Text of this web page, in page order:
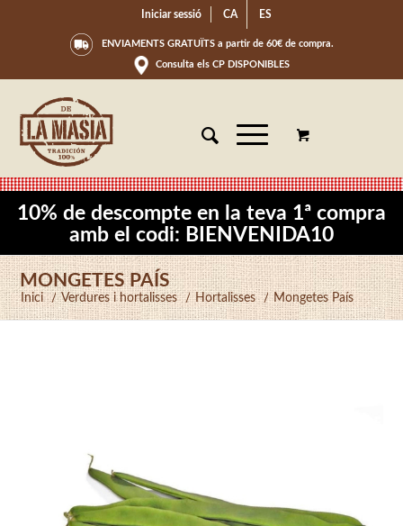
Iniciar sessió CA ES
ENVIAMENTS GRATUÏTS a partir de 60€ de compra.
Consulta els CP DISPONIBLES
10% de descompte en la teva 1ª compra
amb el codi: BIENVENIDA10
MONGETES PAÍS
Inici / Verdures i hortalisses / Hortalisses / Mongetes País